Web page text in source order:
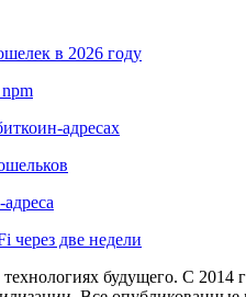
в 2026 году
адресах
через две недели
будущего. С 2014